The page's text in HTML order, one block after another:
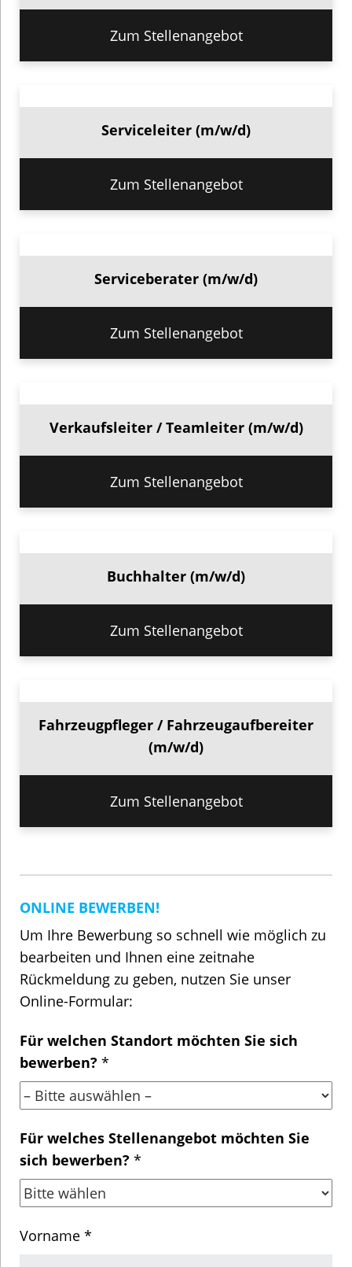
Zum Stellenangebot
Serviceleiter (m/w/d)
Zum Stellenangebot
Serviceberater (m/w/d)
Zum Stellenangebot
Verkaufsleiter / Teamleiter (m/w/d)
Zum Stellenangebot
Buchhalter (m/w/d)
Zum Stellenangebot
Fahrzeugpfleger / Fahrzeugaufbereiter
(m/w/d)
Zum Stellenangebot
ONLINE BEWERBEN!
Um Ihre Bewerbung so schnell wie möglich zu
bearbeiten und Ihnen eine zeitnahe
Rückmeldung zu geben, nutzen Sie unser
Online-Formular:
Für welchen Standort möchten Sie sich
bewerben? *
Für welches Stellenangebot möchten Sie
sich bewerben? *
Vorname *